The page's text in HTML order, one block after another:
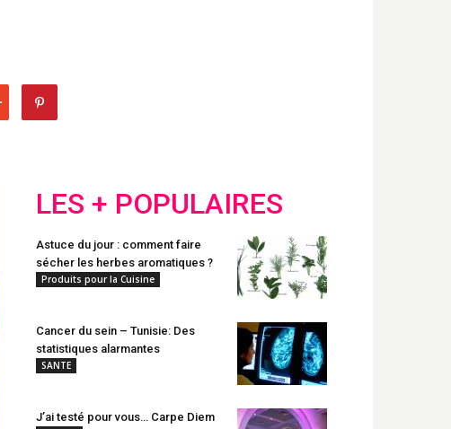
LES + POPULAIRES
Astuce du jour : comment faire
sécher les herbes aromatiques ?
Produits pour la Cuisine
Cancer du sein – Tunisie: Des
statistiques alarmantes
SANTE
J’ai testé pour vous… Carpe Diem